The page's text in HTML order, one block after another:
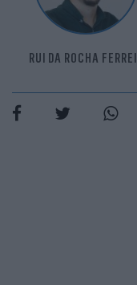
RUI DA ROCHA